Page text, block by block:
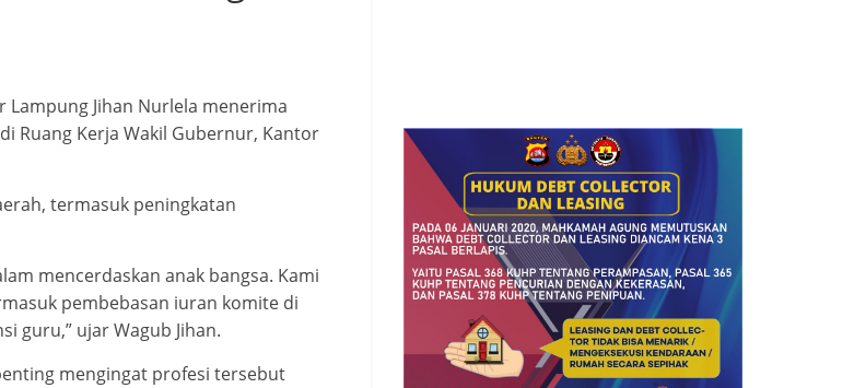
Jihan Nurlela menerima
Ruang Kerja Wakil Gubernur, Kantor
termasuk peningkatan
mencerdaskan anak bangsa. Kami
pembebasan iuran komite di
guru,” ujar Wagub Jihan.
mengingat profesi tersebut